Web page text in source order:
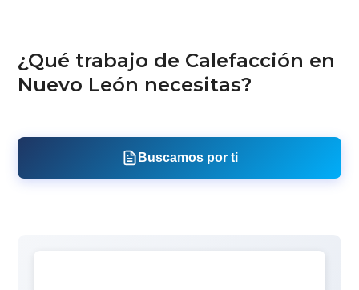
¿Qué trabajo de Calefacción en
Nuevo León necesitas?
Buscamos por ti